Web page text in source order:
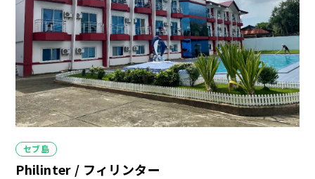
カ
テ
ゴ
セブ島
Philinter / フィリンター